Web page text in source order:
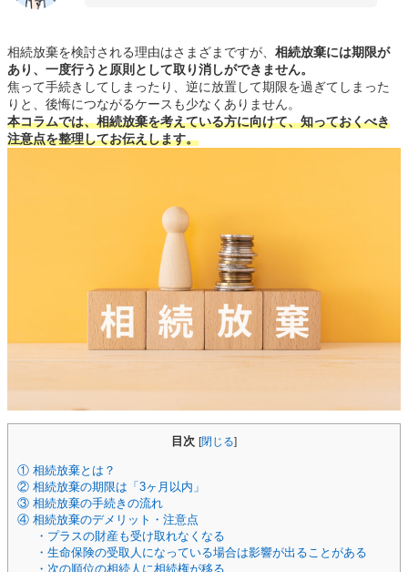
相続放棄を検討される理由はさまざまですが、 相続放棄には期限が
あり、一度行うと原則として取り消しができません。
焦って手続きしてしまったり、逆に放置して期限を過ぎてしまった
りと、後悔につながるケースも少なくありません。
本コラムでは、相続放棄を考えている方に向けて、知っておくべき
注意点を整理してお伝えします。
目次 [閉じる]
① 相続放棄とは？
② 相続放棄の期限は「3ヶ月以内」
③ 相続放棄の手続きの流れ
④ 相続放棄のデメリット・注意点
・プラスの財産も受け取れなくなる
・生命保険の受取人になっている場合は影響が出ることがある
・次の順位の相続人に相続権が移る